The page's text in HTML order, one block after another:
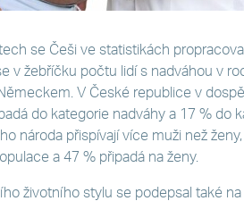
se Češi ve statistikách
v žebříčku počtu lidí s nadváhou v
V České republice v
do kategorie nadváhy a 17 % do
národa přispívají více muži než
a 47 % připadá na ženy.
životního stylu se podepsal také